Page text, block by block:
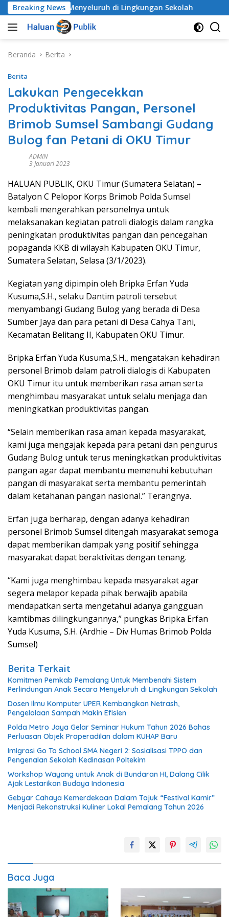
Langsung
ke
konten
Breaking News
Secara Menyeluruh di Lingkungan Sekolah
Beranda Berita
Berita
Lakukan Pengecekkan
Produktivitas Pangan, Personel
Brimob Sumsel Sambangi Gudang
Bulog fan Petani di OKU Timur
ADMIN
3 Januari 2023
HALUAN PUBLIK, OKU Timur (Sumatera Selatan) –
Batalyon C Pelopor Korps Brimob Polda Sumsel
kembali mengerahkan personelnya untuk
melaksanakan kegiatan patroli dialogis dalam rangka
peningkatan produktivitas pangan dan pencegahan
popaganda KKB di wilayah Kabupaten OKU Timur,
Sumatera Selatan, Selasa (3/1/2023).
Kegiatan yang dipimpin oleh Bripka Erfan Yuda
Kusuma,S.H., selaku Dantim patroli tersebut
menyambangi Gudang Bulog yang berada di Desa
Sumber Jaya dan para petani di Desa Cahya Tani,
Kecamatan Belitang II, Kabupaten OKU Timur.
Bripka Erfan Yuda Kusuma,S.H., mengatakan kehadiran
personel Brimob dalam patroli dialogis di Kabupaten
OKU Timur itu untuk memberikan rasa aman serta
menghimbau masyarakat untuk selalu menjaga dan
meningkatkan produktivitas pangan.
“Selain memberikan rasa aman kepada masyarakat,
kami juga mengajak kepada para petani dan pengurus
Gudang Bulog untuk terus meningkatkan produktivitas
pangan agar dapat membantu memenuhi kebutuhan
pangan di masyarakat serta membantu pemerintah
dalam ketahanan pangan nasional.” Terangnya.
Erfan juga berharap, dengan adanya kehadiran
personel Brimob Sumsel ditengah masyarakat semoga
dapat memberikan dampak yang positif sehingga
masyarakat dapat beraktivitas dengan tenang.
“Kami juga menghimbau kepada masyarakat agar
segera melapor kepada pihak berwajib apabila
mendapatkan serta mengetahui adanya gangguan
kamtibmas dilingkungannya,” pungkas Bripka Erfan
Yuda Kusuma, S.H. (Ardhie – Div Humas Brimob Polda
Sumsel)
Berita Terkait
Komitmen Pemkab Pemalang Untuk Membenahi Sistem
Perlindungan Anak Secara Menyeluruh di Lingkungan Sekolah
Dosen Ilmu Komputer UPER Kembangkan Netrash,
Pengelolaan Sampah Makin Efisien
Polda Metro Jaya Gelar Seminar Hukum Tahun 2026 Bahas
Perluasan Objek Praperadilan dalam KUHAP Baru
Imigrasi Go To School SMA Negeri 2: Sosialisasi TPPO dan
Pengenalan Sekolah Kedinasan Poltekim
Workshop Wayang untuk Anak di Bundaran HI, Dalang Cilik
Ajak Lestarikan Budaya Indonesia
Gebyar Cahaya Kemerdekaan Dalam Tajuk “Festival Kamir”
Menjadi Rekonstruksi Kuliner Lokal Pemalang Tahun 2026
Baca Juga